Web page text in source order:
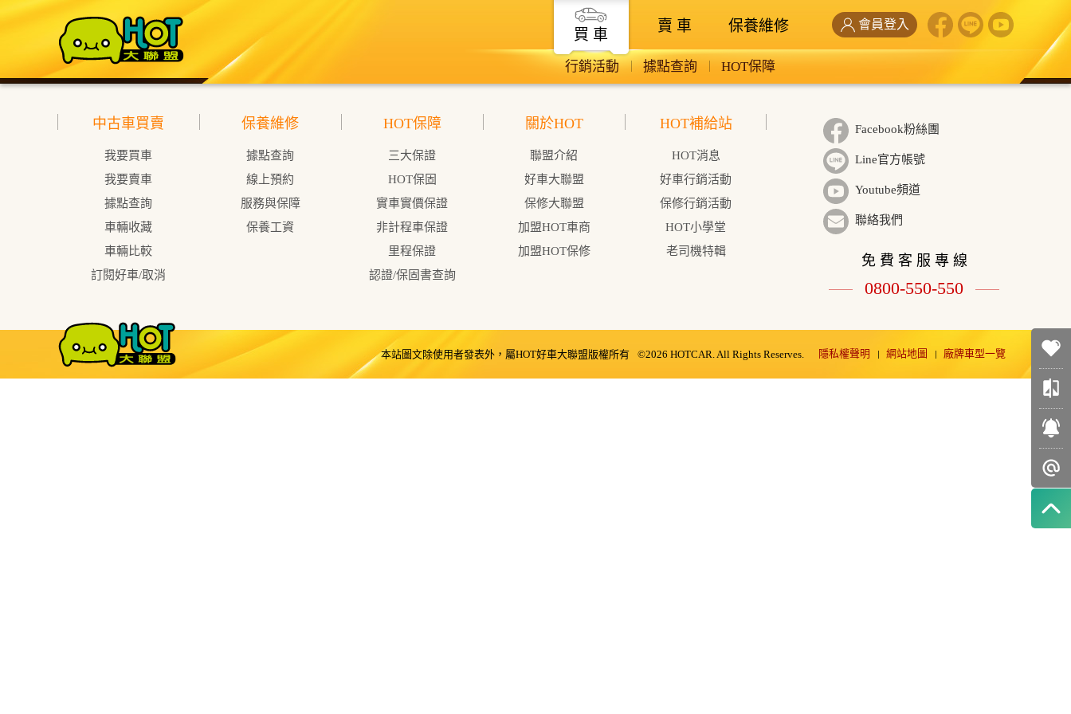
會員登入
買 車
賣 車 保養維修
行銷活動 據點查詢 HOT保障
我的
收藏
車輛
比較
訂閱
好車
智能
推播
中古車買賣
我要買車
我要賣車
據點查詢
車輛收藏
車輛比較
訂閱好車/取消
保養維修
據點查詢
線上預約
服務與保障
保養工資
HOT保障
三大保證
HOT保固
實車實價保證
非計程車保證
里程保證
認證/保固書查詢
關於HOT
聯盟介紹
好車大聯盟
保修大聯盟
加盟HOT車商
加盟HOT保修
HOT補給站
HOT消息
好車行銷活動
保修行銷活動
HOT小學堂
老司機特輯
Facebook粉絲團
Line官方帳號
Youtube頻道
聯絡我們
免 費 客 服 專 線
0800-550-550
本站圖文除使用者發表外，屬HOT好車大聯盟版權所有 ©2026 HOTCAR. All Rights Reserves. 隱私權聲明 網站地圖 廠牌車型一覽